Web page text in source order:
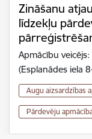
Zināšanu
līdzekļu
Apmācību
(Esplanādes iela
Augu aizsardzības
Pārdevēju